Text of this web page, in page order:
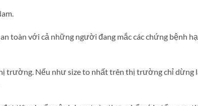
toàn với cả những người đang mắc các chứng bệnh
trường. Nếu như size to nhất trên thị trường chỉ dừng